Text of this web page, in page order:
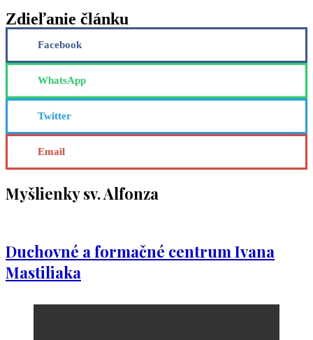
Zdieľanie článku
Facebook
WhatsApp
Twitter
Email
Myšlienky sv. Alfonza
Duchovné a formačné centrum Ivana
Mastiliaka